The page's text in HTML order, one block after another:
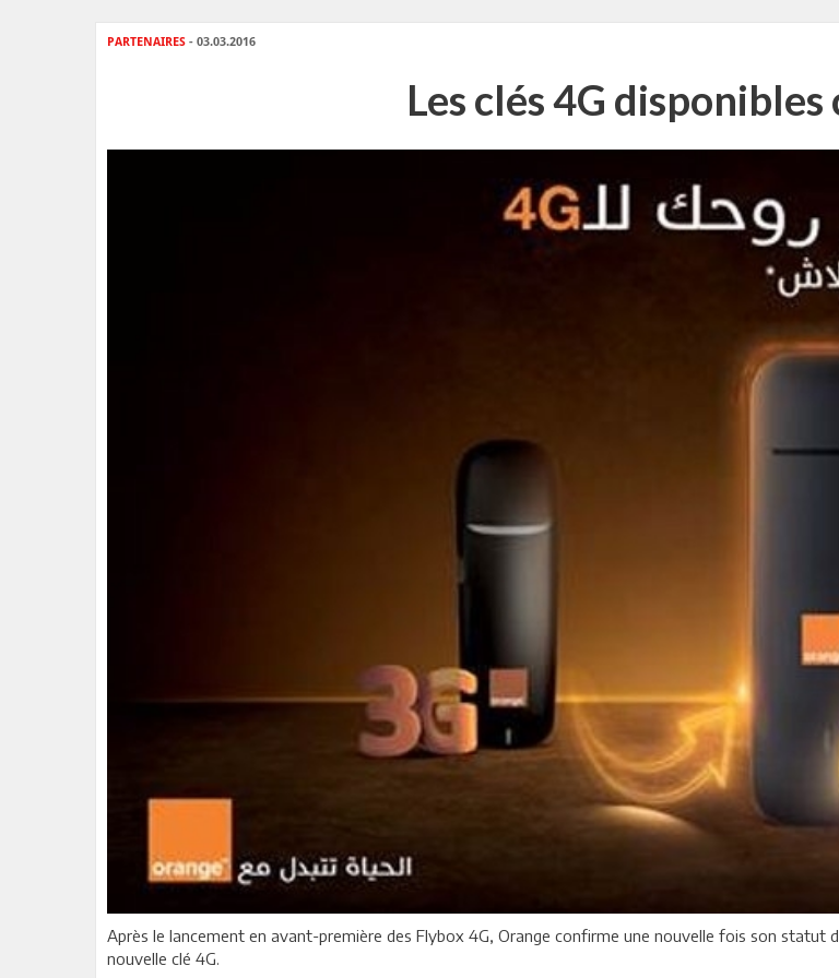
PARTENAIRES - 03.03.2016
Les clés 4G
Après le lancement en avant-première des Flybox 4G, Orange confirme une nouvelle fois son statut
nouvelle clé 4G.